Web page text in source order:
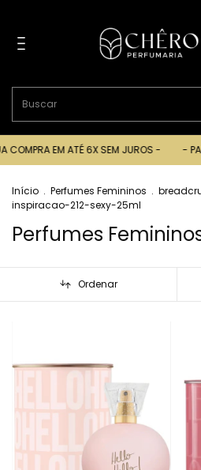
EM ATÉ 6X SEM JUROS - -
Início . Perfumes Femininos .
inspiracao-212-sexy-25ml
Perfumes
Ordenar